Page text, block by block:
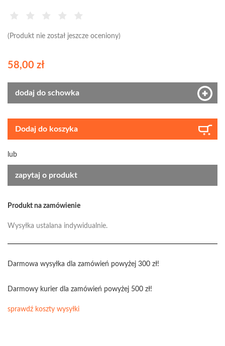
(Produkt nie został jeszcze oceniony)
58,00 zł
dodaj do schowka
Dodaj do koszyka
lub
zapytaj o produkt
Produkt na zamówienie
Wysyłka ustalana indywidualnie.
Darmowa wysyłka dla zamówień powyżej 300 zł!
Darmowy kurier dla zamówień powyżej 500 zł!
sprawdź koszty wysyłki